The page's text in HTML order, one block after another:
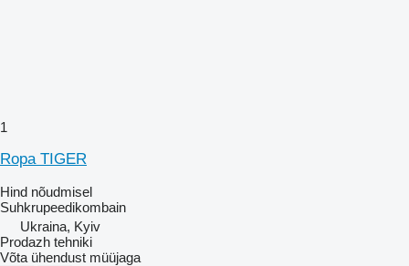
1
Ropa TIGER
Hind nõudmisel
Suhkrupeedikombain
Ukraina, Kyiv
Prodazh tehniki
Võta ühendust müüjaga